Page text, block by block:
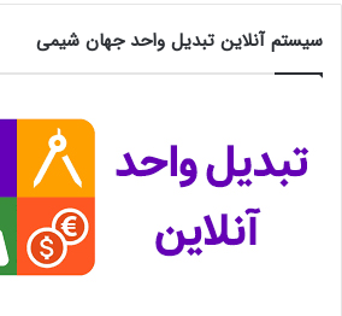
سیستم آنلاین تبدیل واحد جهان شیمی